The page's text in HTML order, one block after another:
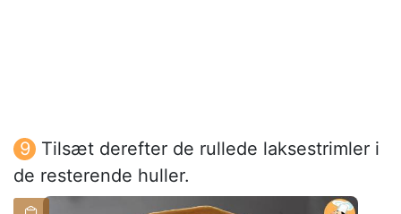
Tilsæt derefter de rullede laksestrimler i
de resterende huller.